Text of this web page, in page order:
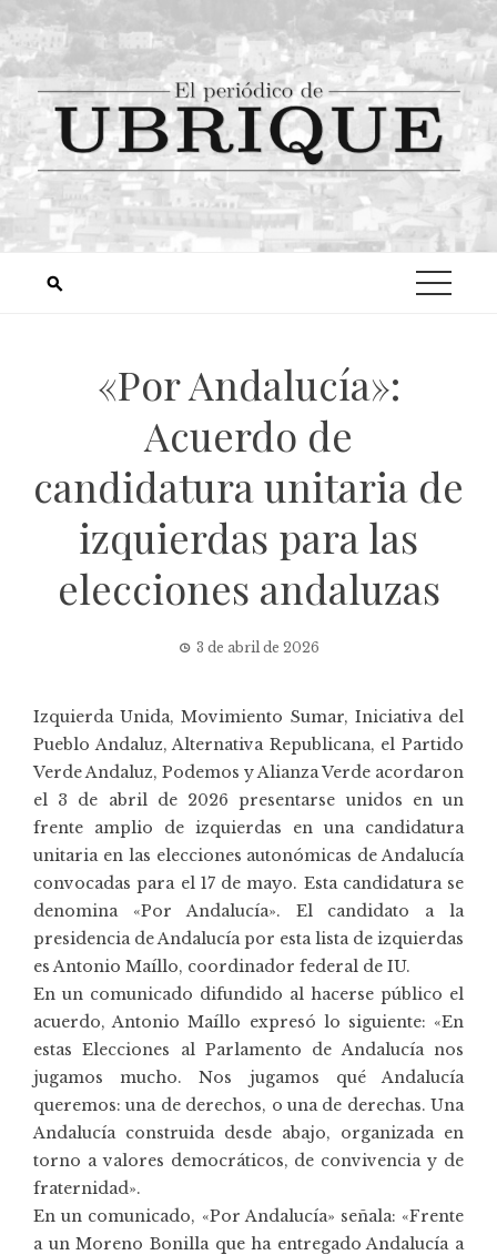
«Por Andalucía»:
Acuerdo de
candidatura unitaria de
izquierdas para las
elecciones andaluzas
3 de abril de 2026
Izquierda Unida, Movimiento Sumar, Iniciativa del
Pueblo Andaluz, Alternativa Republicana, el Partido
Verde Andaluz, Podemos y Alianza Verde acordaron
el 3 de abril de 2026 presentarse unidos en un
frente amplio de izquierdas en una candidatura
unitaria en las elecciones autonómicas de Andalucía
convocadas para el 17 de mayo. Esta candidatura se
denomina «Por Andalucía». El candidato a la
presidencia de Andalucía por esta lista de izquierdas
es Antonio Maíllo, coordinador federal de IU.
En un comunicado difundido al hacerse público el
acuerdo, Antonio Maíllo expresó lo siguiente: «En
estas Elecciones al Parlamento de Andalucía nos
jugamos mucho. Nos jugamos qué Andalucía
queremos: una de derechos, o una de derechas. Una
Andalucía construida desde abajo, organizada en
torno a valores democráticos, de convivencia y de
fraternidad».
En un comunicado, «Por Andalucía» señala: «Frente
a un Moreno Bonilla que ha entregado Andalucía a